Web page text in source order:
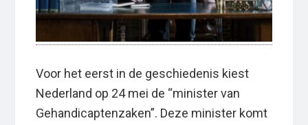
Voor het eerst in de geschiedenis kiest
Nederland op 24 mei de “minister van
Gehandicaptenzaken”. Deze minister komt